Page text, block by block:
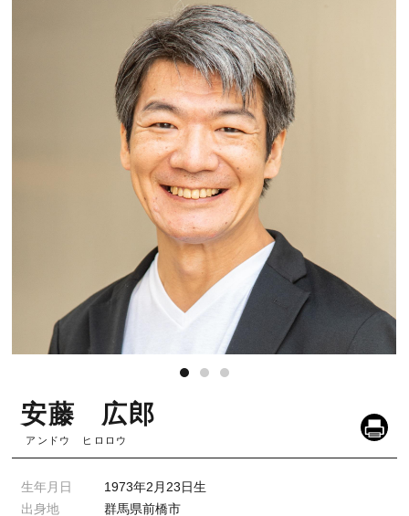
安藤 広郎
アンドウ ヒロロウ
生年月日
1973年2月23日生
出身地
群馬県前橋市